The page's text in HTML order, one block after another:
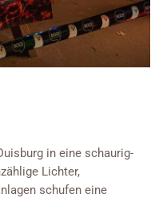
in eine schaurig-
Lichter,
schufen eine